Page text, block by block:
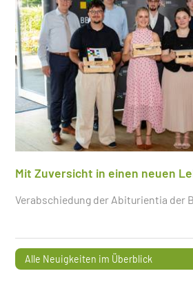
Mit Zuversicht in einen neuen
Verabschiedung der Abiturientia der
Alle Neuigkeiten im Überblick